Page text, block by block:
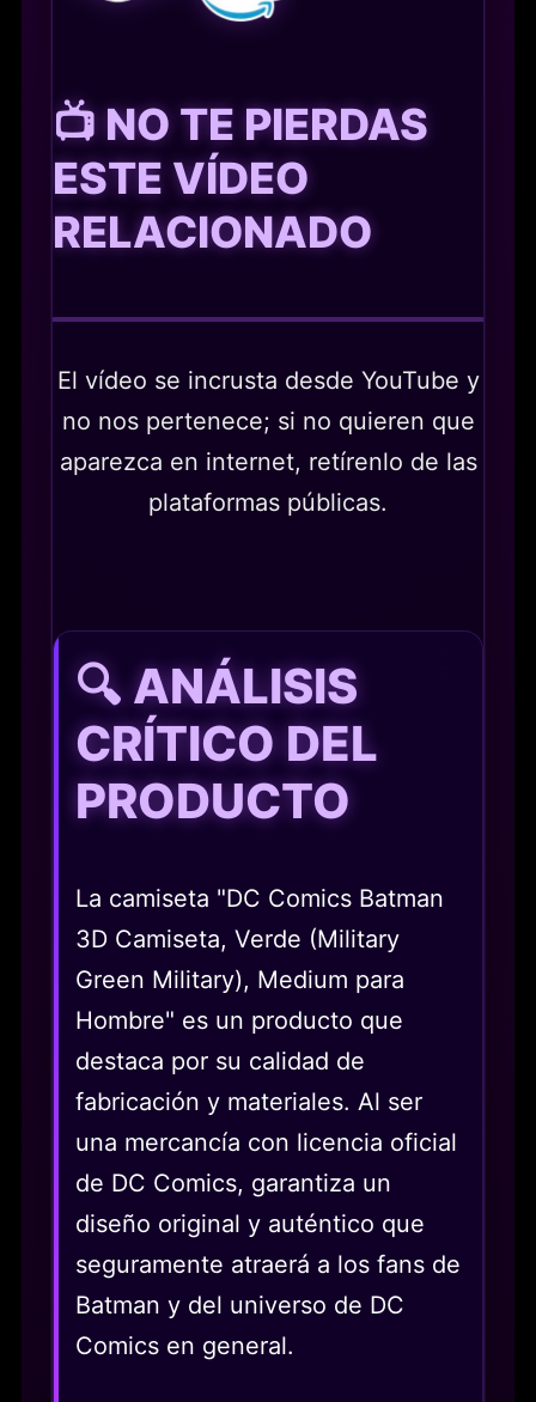
📺 NO TE PIERDAS
ESTE VÍDEO
RELACIONADO
El vídeo se incrusta desde YouTube y
no nos pertenece; si no quieren que
aparezca en internet, retírenlo de las
plataformas públicas.
🔍 ANÁLISIS
CRÍTICO DEL
PRODUCTO
La camiseta "DC Comics Batman
3D Camiseta, Verde (Military
Green Military), Medium para
Hombre" es un producto que
destaca por su calidad de
fabricación y materiales. Al ser
una mercancía con licencia oficial
de DC Comics, garantiza un
diseño original y auténtico que
seguramente atraerá a los fans de
Batman y del universo de DC
Comics en general.